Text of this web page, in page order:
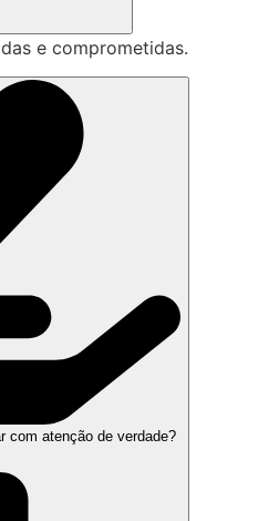
e comprometidas.
com atenção de verdade?